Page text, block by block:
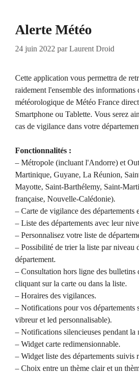
Alerte Météo
24 juin 2022 parLaurent Droid
Cette application vous permettra de
raidement l'ensemble des informations
météorologique de Météo France
Smartphone ou Tablette. Vous serez
cas de vigilance dans votre
Fonctionnalités :
– Métropole (incluant l'Andorre) et
Martinique, Guyane, La Réunion,
Mayotte, Saint-Barthélemy, Saint-
française, Nouvelle-Calédonie).
– Carte de vigilance des départements
– Liste des départements avec leur
– Personnalisez votre liste de
– Possibilité de trier la liste par niveau
département.
– Consultation hors ligne des bulletins
cliquant sur la carte ou dans la liste.
– Horaires des vigilances.
– Notifications pour vos départements
vibreur et led personnalisable).
– Notifications silencieuses pendant la
– Widget carte redimensionnable.
– Widget liste des départements suivis
– Choix entre un thème clair et un